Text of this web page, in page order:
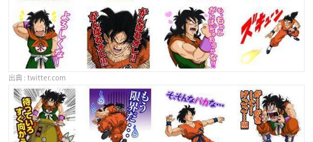
twitter.com